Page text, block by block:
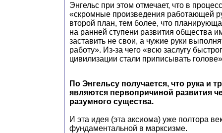
Энгельс при этом отмечает, что в
«скромные произведения работающей
второй план, тем более, что
на ранней ступени развития общества
заставить не свои, а чужие руки
работу». Из-за чего «всю заслугу
цивилизации стали приписывать
По Энгельсу получается, что рука и
являются первопричиной развития
разумного существа.
И эта идея (эта аксиома) уже полтора
фундаментальной в марксизме.